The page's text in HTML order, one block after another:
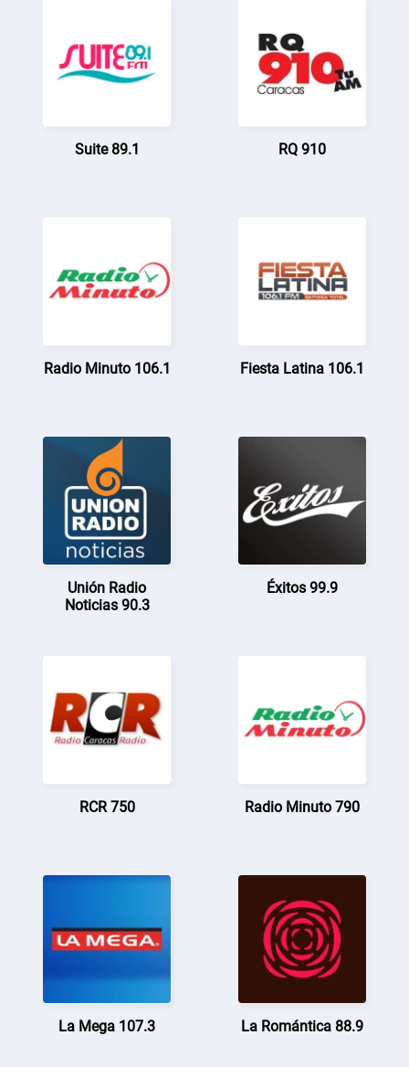
Suite 89.1 RQ 910
Radio Minuto 106.1 Fiesta Latina 106.1
Unión Radio
Noticias 90.3
Éxitos 99.9
RCR 750 Radio Minuto 790
La Mega 107.3 La Romántica 88.9